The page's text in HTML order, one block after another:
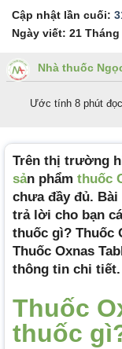
Cập nhật lần cuối:
Ngày viết: 21 Tháng
Nhà thuốc
Ước tính 8 phút đọc
Trên thị trường
sản phẩm thuốc
chưa đầy đủ. Bài
trả lời cho bạn
thuốc gì? Thuốc
Thuốc Oxnas
thông tin chi tiết.
Thuốc
thuốc